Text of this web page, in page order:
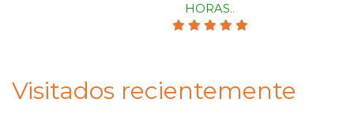
HORAS..
Visitados recientemente